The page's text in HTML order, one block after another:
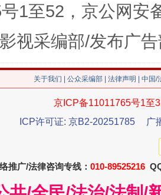
钟！ 谢
今
1至52，京公网安
视采编部/发布广
关于我们 公众采编部 法律声明 | 中国
京ICP备11011765号1至
ICP许可证: 京B2-20251785
广
推广/法律咨询专线： 010-89525216